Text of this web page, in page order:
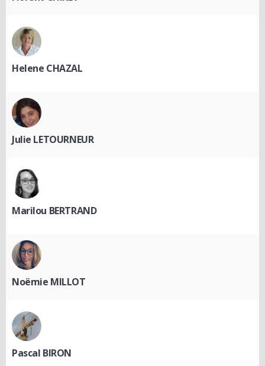
Helene CHAZAL
Julie LETOURNEUR
Marilou BERTRAND
Noëmie MILLOT
Pascal BIRON